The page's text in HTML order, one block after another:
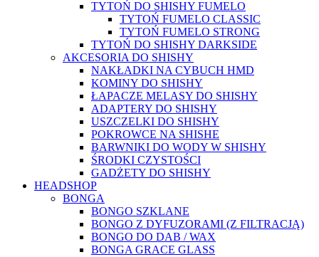
TYTOŃ DO SHISHY FUMELO
TYTOŃ FUMELO CLASSIC
TYTOŃ FUMELO STRONG
TYTOŃ DO SHISHY DARKSIDE
AKCESORIA DO SHISHY
NAKŁADKI NA CYBUCH HMD
KOMINY DO SHISHY
ŁAPACZE MELASY DO SHISHY
ADAPTERY DO SHISHY
USZCZELKI DO SHISHY
POKROWCE NA SHISHE
BARWNIKI DO WODY W SHISHY
ŚRODKI CZYSTOŚCI
GADŻETY DO SHISHY
HEADSHOP
BONGA
BONGO SZKLANE
BONGO Z DYFUZORAMI (Z FILTRACJĄ)
BONGO DO DAB / WAX
BONGA GRACE GLASS